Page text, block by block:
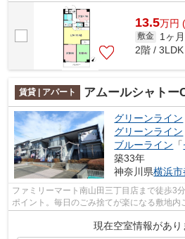
ふさわしい、きれいな室内です♪アーバン...
13.5万円
敷金 1ヶ月
2階 /
賃貸 | アパート アムールシャトー
グリーンライン
グリーンライン
ブルーライン 「
築33年
神奈川県横浜
ファミリーマート南山田三丁目店まで徒歩3
ポイント。毎日のごみ捨てが楽になる敷地内
現在空室情報があり